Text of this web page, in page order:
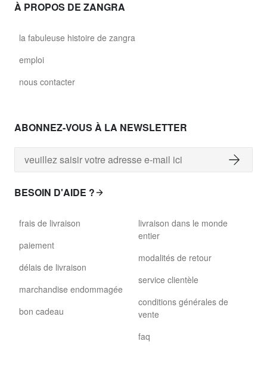
À PROPOS DE ZANGRA
la fabuleuse histoire de zangra
emploi
nous contacter
ABONNEZ-VOUS À LA NEWSLETTER
BESOIN D'AIDE ?
frais de livraison
paiement
délais de livraison
marchandise endommagée
bon cadeau
livraison dans le monde
entier
modalités de retour
service clientèle
conditions générales de
vente
faq